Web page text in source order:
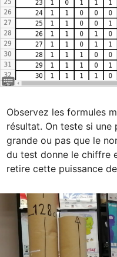
Observez les formules
résultat. On teste si une
grande ou pas que le
du test donne le chiffre
retire cette puissance